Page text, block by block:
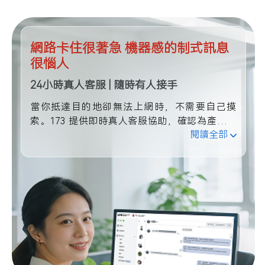
網路卡住很著急 機器感的制式訊息
很惱人
24小時真人客服 | 隨時有人接手
當你抵達目的地卻無法上網時，不需要自己摸
索。173 提供即時真人客服協助，確認為產品問
題將提供替代方案或全額退費。不是只回覆你，
閱讀全部